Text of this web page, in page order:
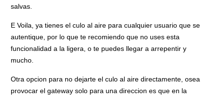
salvas.
E Voila, ya tienes el culo al aire para cualquier usuario que se
autentique, por lo que te recomiendo que no uses esta
funcionalidad a la ligera, o te puedes llegar a arrepentir y
mucho.
Otra opcion para no dejarte el culo al aire directamente, osea
provocar el gateway solo para una direccion es que en la